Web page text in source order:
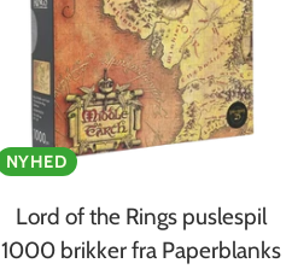
NYHED
Lord of the Rings puslespil
1000 brikker fra Paperblanks